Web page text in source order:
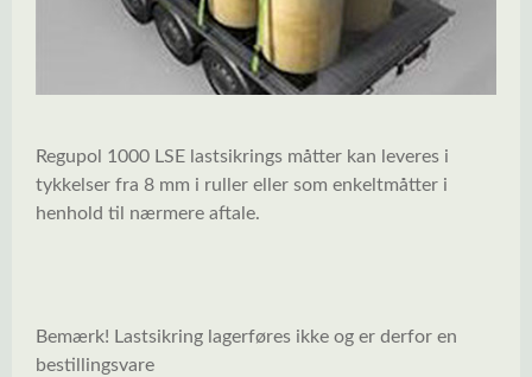
Regupol 1000 LSE lastsikrings måtter kan leveres i
tykkelser fra 8 mm i ruller eller som enkeltmåtter i
henhold til nærmere aftale.
Bemærk! Lastsikring lagerføres ikke og er derfor en
bestillingsvare